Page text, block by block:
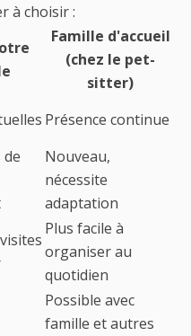
à choisir :
Famille d'accueil
(chez le pet-
sitter)
Présence continue
de
Nouveau,
nécessite
adaptation
Plus facile à
organiser au
quotidien
Possible avec
famille et autres